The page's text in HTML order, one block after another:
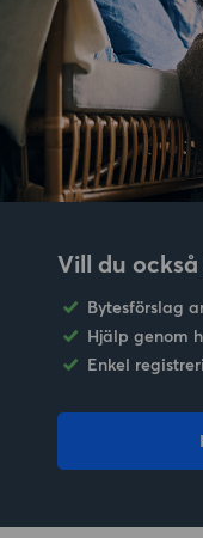
Vill du
Bytesförslag
Hjälp genom
Enkel